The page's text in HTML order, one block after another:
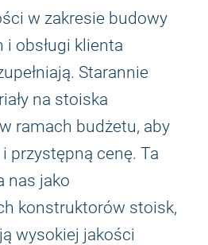
w zakresie budowy
obsługi klienta
Starannie
na stoiska
ramach budżetu, aby
przystępną cenę. Ta
nas jako
konstruktorów stoisk,
wysokiej jakości